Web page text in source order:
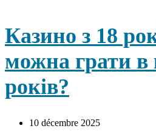
Казино з 18
можна грати в
років?
10 décembre 2025